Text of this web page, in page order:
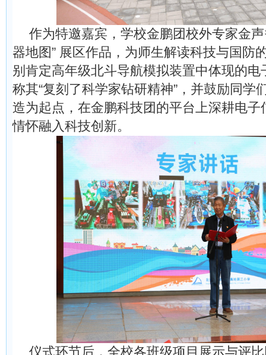
作为特邀嘉宾，学校金鹏团校外专家金
器地图” 展区作品，为师生解读科技与国防
别肯定高年级北斗导航模拟装置中体现的电
称其“复刻了科学家钻研精神”，并鼓励同学
造为起点，在金鹏科技团的平台上深耕电子
情怀融入科技创新。
仪式环节后，全校各班级项目展示与评